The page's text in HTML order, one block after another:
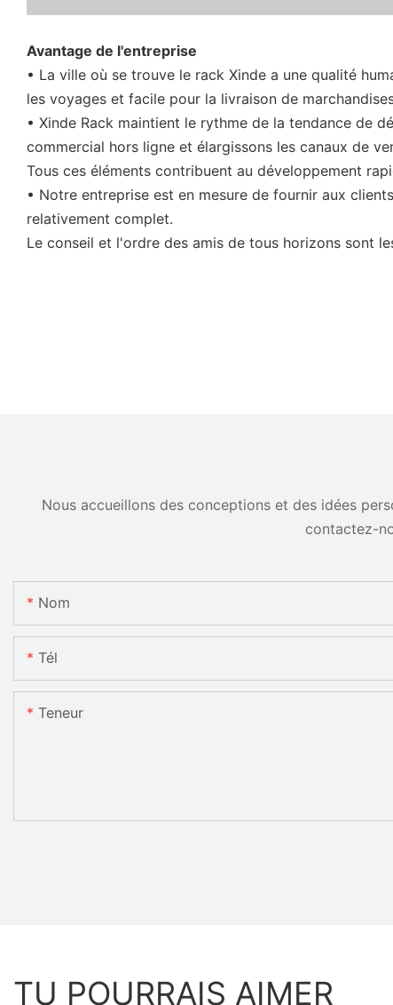
Avantage de l'entreprise
• La ville où se trouve le rack Xinde a une qualité
les voyages et facile pour la livraison de
• Xinde Rack maintient le rythme de la tendance de
commercial hors ligne et élargissons les canaux de
Tous ces éléments contribuent au développement
• Notre entreprise est en mesure de fournir aux
relativement complet.
Le conseil et l'ordre des amis de tous horizons sont
Nous accueillons des conceptions et des idées
contactez-
Nom
Tél
Teneur
TU POURRAIS AIMER